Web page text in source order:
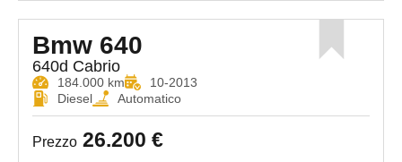
Bmw 640
640d Cabrio
184.000 km
10-2013
Diesel
Automatico
Prezzo 26.200 €